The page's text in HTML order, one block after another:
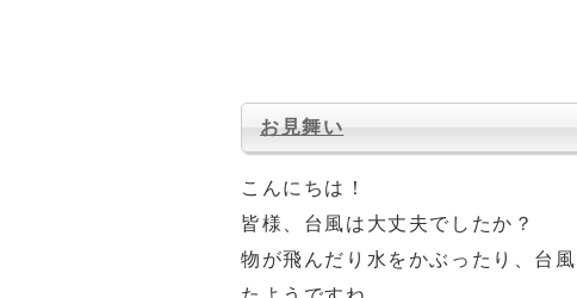
お見舞い
こんにちは！
皆様、台風は大丈夫でしたか？
物が飛んだり水をかぶったり、台